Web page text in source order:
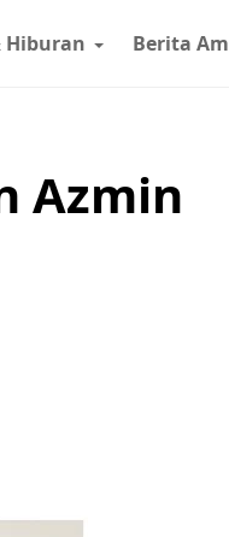
Hiburan Berita Am
Azmin